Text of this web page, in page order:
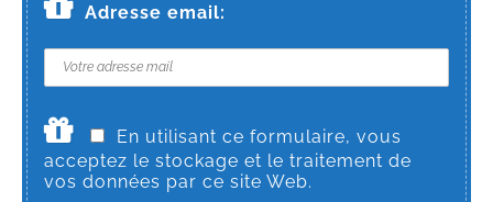
Adresse email:
En utilisant ce formulaire, vous
acceptez le stockage et le traitement de
vos données par ce site Web.